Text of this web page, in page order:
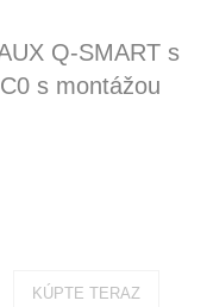
Q-SMART s
s montážou
KÚPTE TERAZ